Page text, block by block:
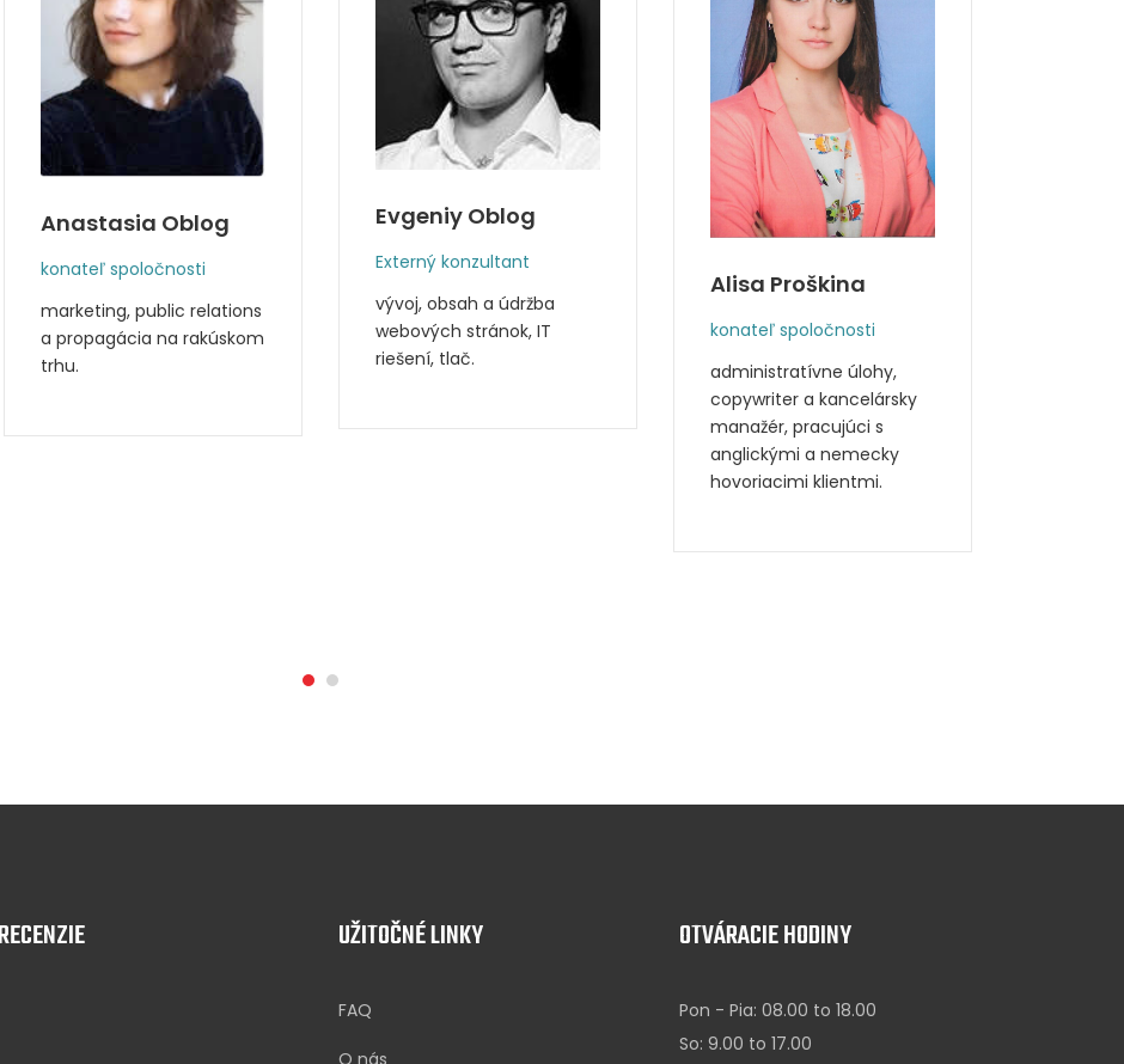
Anastasia Oblog
konateľ spoločnosti
marketing, public relations
a propagácia na rakúskom
trhu.
Evgeniy Oblog
Externý konzultant
vývoj, obsah a údržba
webových stránok, IT
riešení, tlač.
Alisa Proškina
konateľ spoločnosti
administratívne úlohy,
copywriter a kancelársky
manažér, pracujúci s
anglickými a nemecky
hovoriacimi klientmi.
UŽITOČNÉ LINKY
FAQ
O nás
OTVÁRACIE HODINY
Pon - Pia: 08.00 to 18.00
So: 9.00 to 17.00